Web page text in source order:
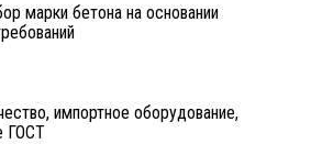
марки бетона на основании
импортное оборудование,
ГОСТ